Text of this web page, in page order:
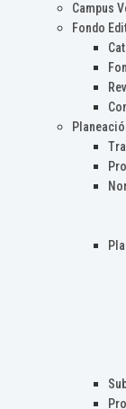
Campus
Fondo